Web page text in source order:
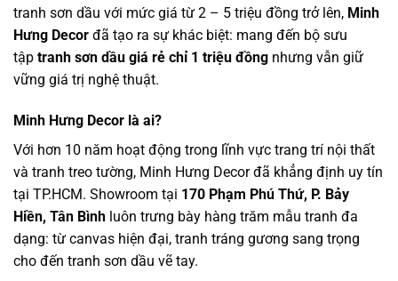
tranh sơn dầu với mức giá từ 2 – 5 triệu đồng trở lên, Minh
Hưng Decor đã tạo ra sự khác biệt: mang đến bộ sưu
tập tranh sơn dầu giá rẻ chỉ 1 triệu đồng nhưng vẫn giữ
vững giá trị nghệ thuật.
Minh Hưng Decor là ai?
Với hơn 10 năm hoạt động trong lĩnh vực trang trí nội thất
và tranh treo tường, Minh Hưng Decor đã khẳng định uy tín
tại TP.HCM. Showroom tại 170 Phạm Phú Thứ, P. Bảy
Hiền, Tân Bình luôn trưng bày hàng trăm mẫu tranh đa
dạng: từ canvas hiện đại, tranh tráng gương sang trọng
cho đến tranh sơn dầu vẽ tay.